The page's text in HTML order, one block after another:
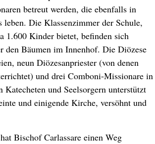
betreut werden, die ebenfalls in
leben. Die Klassenzimmer der Schule,
1.600 Kinder bietet, befinden sich
den Bäumen im Innenhof. Die Diözese
neun Diözesanpriester (von denen
und drei Comboni-Missionare in
Katecheten und Seelsorgern unterstützt
und einigende Kirche, versöhnt und
Bischof Carlassare einen Weg